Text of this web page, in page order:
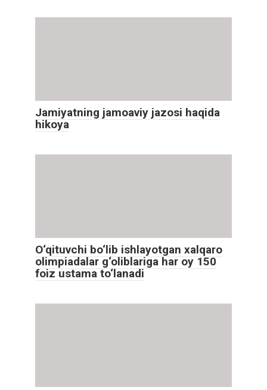
Jamiyatning jamoaviy jazosi haqida
hikoya
O‘qituvchi bo‘lib ishlayotgan xalqaro
olimpiadalar g‘oliblariga har oy 150
foiz ustama to‘lanadi